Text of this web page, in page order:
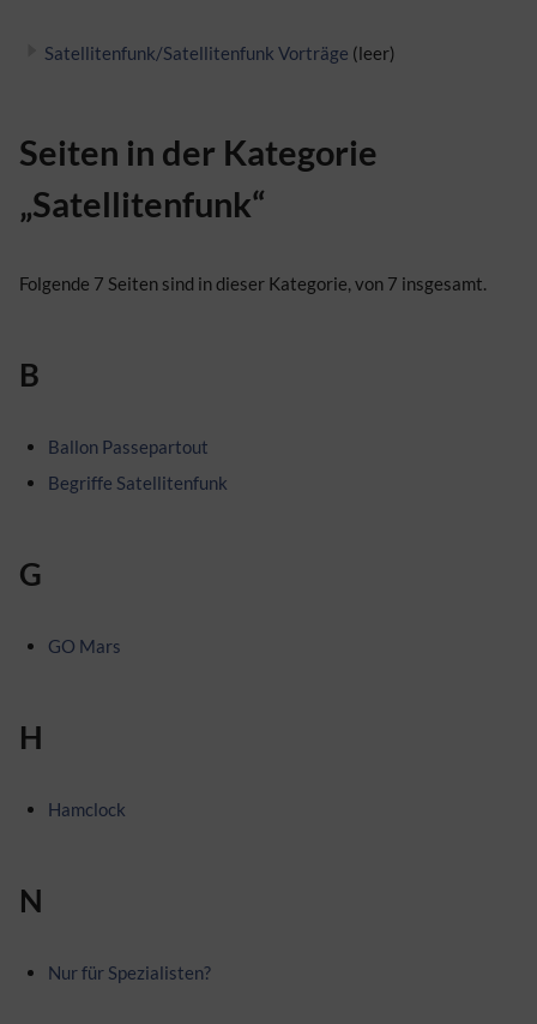
Satellitenfunk/Satellitenfunk Vorträge (leer)
Seiten in der Kategorie
„Satellitenfunk“
Folgende 7 Seiten sind in dieser Kategorie, von 7 insgesamt.
B
Ballon Passepartout
Begriffe Satellitenfunk
G
GO Mars
H
Hamclock
N
Nur für Spezialisten?